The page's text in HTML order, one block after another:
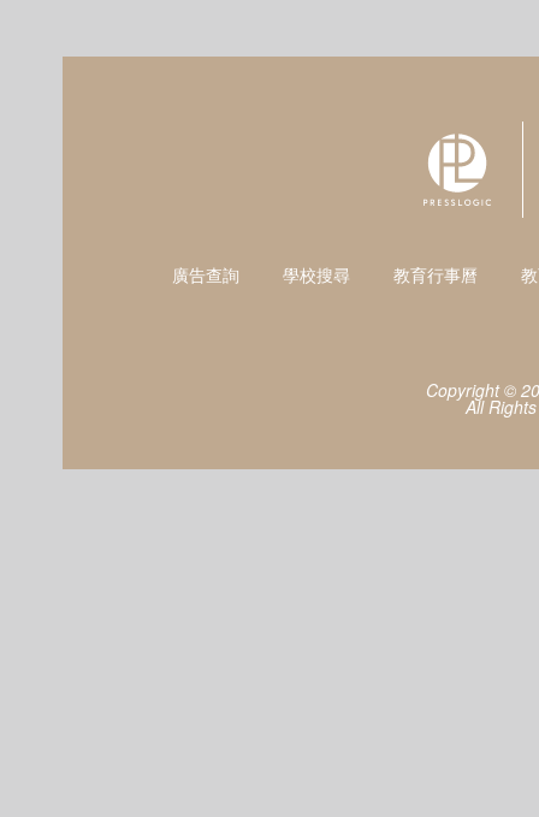
廣告查詢 學校搜尋 教育行事曆
Copyright ©
All